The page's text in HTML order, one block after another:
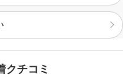
クチコミ